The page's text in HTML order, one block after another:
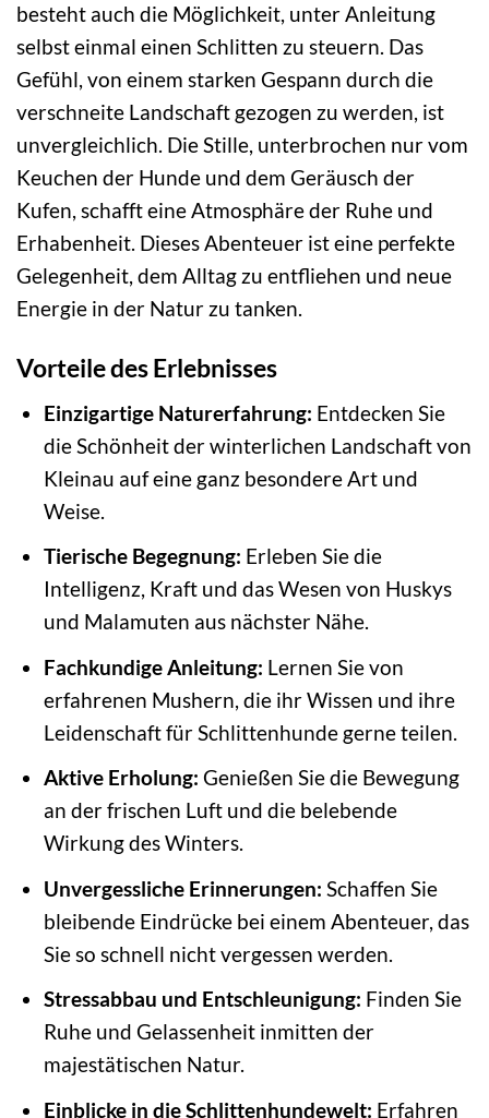
besteht auch die Möglichkeit, unter Anleitung
selbst einmal einen Schlitten zu steuern. Das
Gefühl, von einem starken Gespann durch die
verschneite Landschaft gezogen zu werden, ist
unvergleichlich. Die Stille, unterbrochen nur vom
Keuchen der Hunde und dem Geräusch der
Kufen, schafft eine Atmosphäre der Ruhe und
Erhabenheit. Dieses Abenteuer ist eine perfekte
Gelegenheit, dem Alltag zu entfliehen und neue
Energie in der Natur zu tanken.
Vorteile des Erlebnisses
Einzigartige Naturerfahrung: Entdecken Sie
die Schönheit der winterlichen Landschaft von
Kleinau auf eine ganz besondere Art und
Weise.
Tierische Begegnung: Erleben Sie die
Intelligenz, Kraft und das Wesen von Huskys
und Malamuten aus nächster Nähe.
Fachkundige Anleitung: Lernen Sie von
erfahrenen Mushern, die ihr Wissen und ihre
Leidenschaft für Schlittenhunde gerne teilen.
Aktive Erholung: Genießen Sie die Bewegung
an der frischen Luft und die belebende
Wirkung des Winters.
Unvergessliche Erinnerungen: Schaffen Sie
bleibende Eindrücke bei einem Abenteuer, das
Sie so schnell nicht vergessen werden.
Stressabbau und Entschleunigung: Finden Sie
Ruhe und Gelassenheit inmitten der
majestätischen Natur.
Einblicke in die Schlittenhundewelt: Erfahren